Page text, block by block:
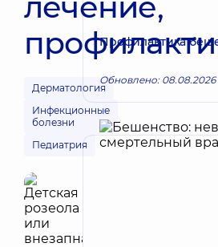
Дерматология
Инфекционные
болезни
Педиатрия
Профилактика
Обновлено: 08.08.2026